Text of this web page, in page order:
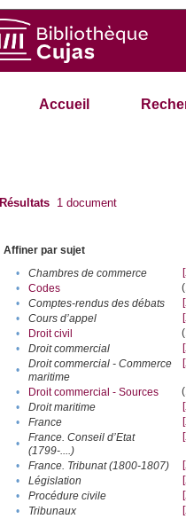
Accueil
Résultats 1 document
Affiner par sujet
•
Chambres de commerce
•
Codes
•
Comptes-rendus des débats
•
Cours d’appel
•
Droit civil
•
Droit commercial
•
Droit commercial - Commerce
maritime
• Droit commercial - Sources
•
Droit maritime
•
France
•
France. Conseil d’Etat
(1799-....)
• France. Tribunat (1800-1807)
•
Législation
•
Procédure civile
•
Tribunaux